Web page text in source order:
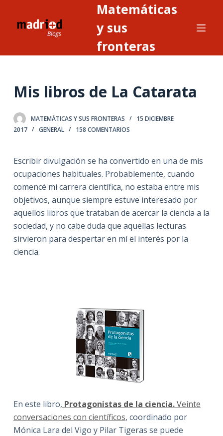
o
e
n
o
Matemáticas
y sus
fronteras
Mis libros de La Catarata
MATEMÁTICAS Y SUS FRONTERAS
15 DICIEMBRE
2017
GENERAL 158 COMENTARIOS
Escribir divulgación se ha convertido en una de mis
ocupaciones habituales. Probablemente, cuando
comencé mi carrera científica, no estaba entre mis
objetivos, aunque siempre estuve interesado por
aquellos libros que trataban de acercar la ciencia a la
sociedad, y no cabe duda que aquellas lecturas
sirvieron para despertar en mí el interés por la
ciencia.
En este libro, Protagonistas de la ciencia.Veinte
conversaciones con científicos, coordinado por
Mónica Lara del Vigo y Pilar Tigeras se puede